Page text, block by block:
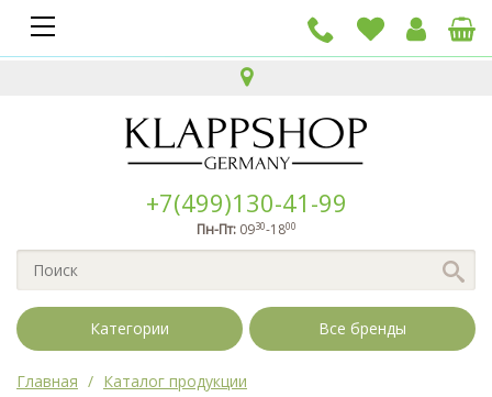
+7(499)130-41-99
Пн-Пт:0930-1800
Категории Все бренды
Главная
Каталог продукции